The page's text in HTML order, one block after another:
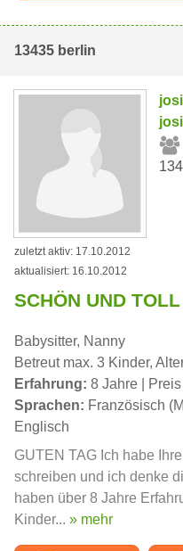
13435 berlin
zuletzt aktiv: 17.10.2012
aktualisiert: 16.10.2012
SCHÖN UND
Babysitter, Nanny
Betreut max. 3 Kinder,
Erfahrung: 8 Jahre |
Sprachen: Französisch
Englisch
GUTEN TAG Ich habe
schreiben und ich denke
haben über 8 Jahre
Kinder... » mehr